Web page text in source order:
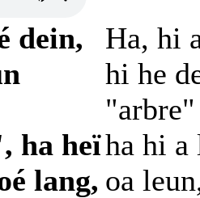
dein,
ha heï
lang,
Ha, hi
hi he
ha hi a
oa